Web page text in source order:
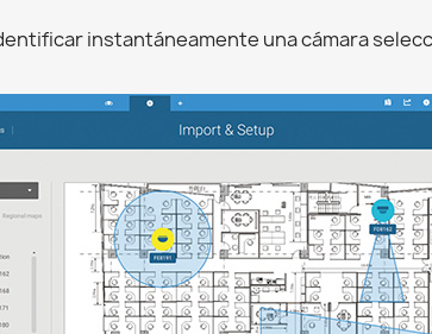
instantáneamente una cámara